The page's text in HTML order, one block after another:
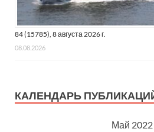
84 (15785), 8 августа 2026 г.
08.08.2026
КАЛЕНДАРЬ
Май 2022